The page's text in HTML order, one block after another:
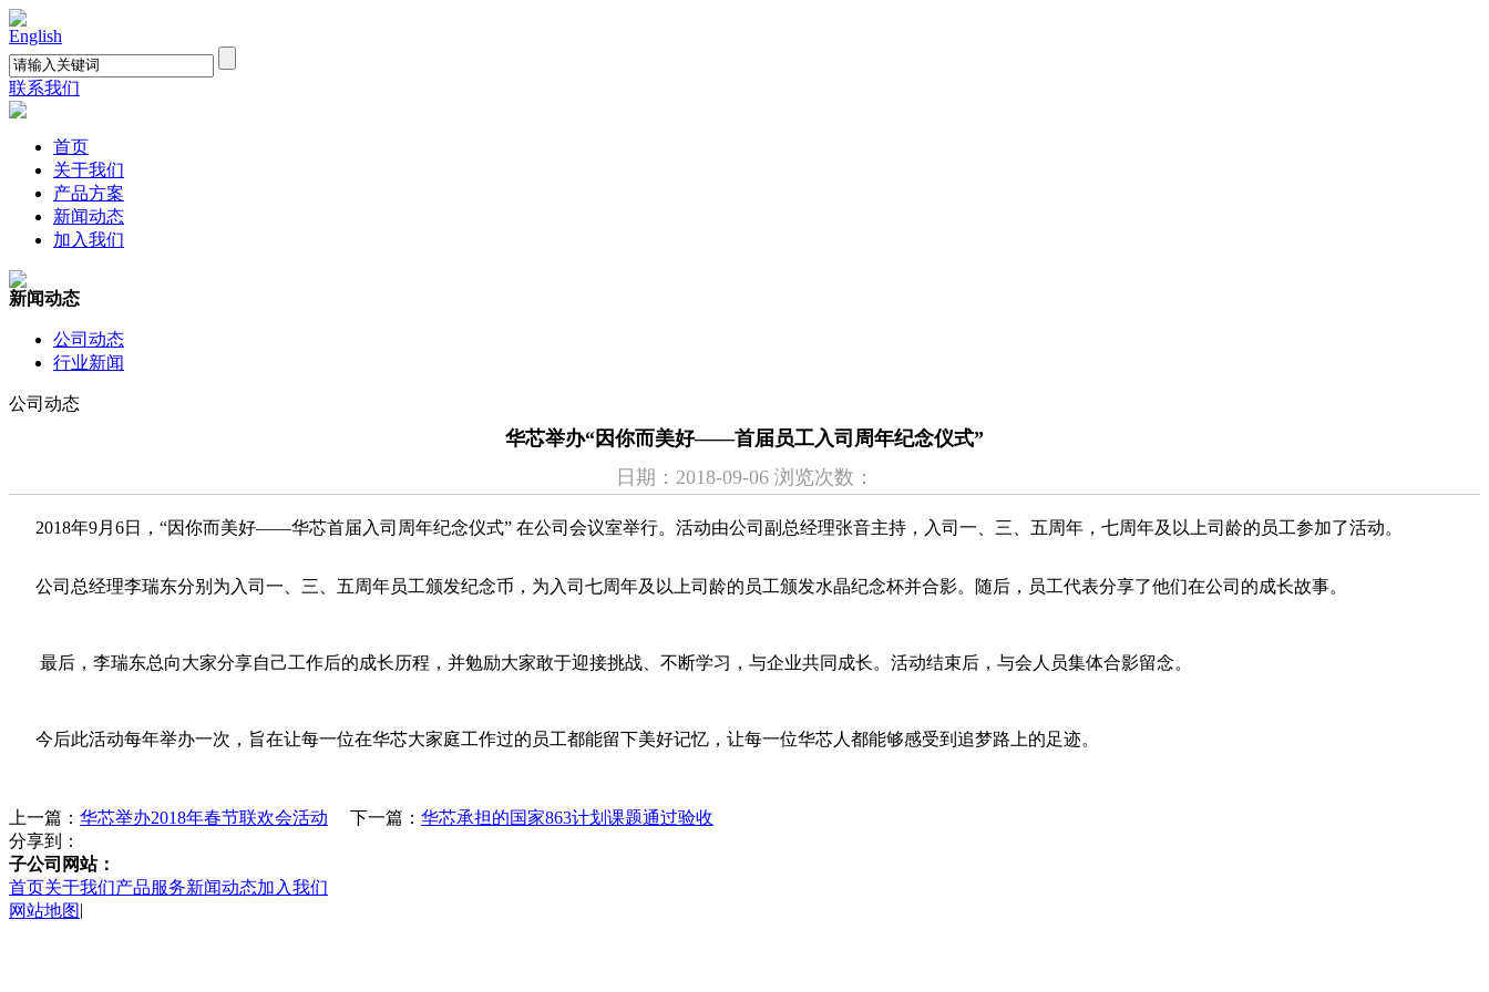
English
联系我们
首页
关于我们
产品方案
新闻动态
加入我们
新闻动态
公司动态
行业新闻
公司动态
华芯举办“因你而美好——首届员工入司周年纪念仪式”
日期：2018-09-06 浏览次数：
2018年9月6日，“因你而美好——华芯首届入司周年纪念仪式” 在公司会议室举行。活动由公司副总经理张音主持，入司一、三、五周年，七周年及以上司龄的员工参加了活动。
公司总经理李瑞东分别为入司一、三、五周年员工颁发纪念币，为入司七周年及以上司龄的员工颁发水晶纪念杯并合影。随后，员工代表分享了他们在公司的成长故事。
最后，李瑞东总向大家分享自己工作后的成长历程，并勉励大家敢于迎接挑战、不断学习，与企业共同成长。活动结束后，与会人员集体合影留念。
今后此活动每年举办一次，旨在让每一位在华芯大家庭工作过的员工都能留下美好记忆，让每一位华芯人都能够感受到追梦路上的足迹。
上一篇： 华芯举办2018年春节联欢会活动 下一篇： 华芯承担的国家863计划课题通过验收
分享到：
子公司网站：
首页关于我们产品服务新闻动态加入我们
网站地图|